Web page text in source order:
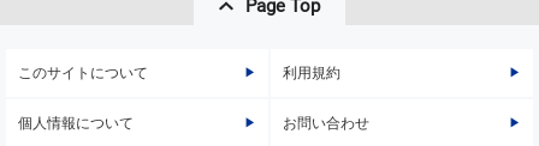
Page Top
このサイトについて 利用規約
個人情報について お問い合わせ